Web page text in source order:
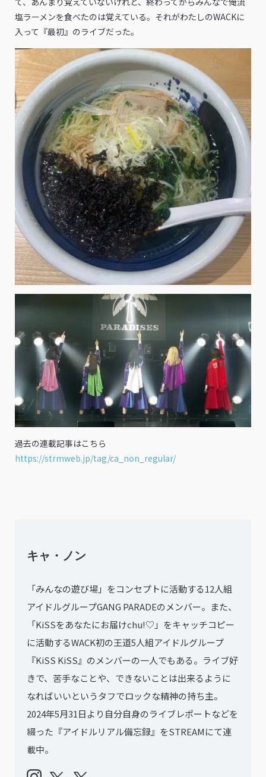
塩ラーメンを食べたのは覚えている。それがわたしのWACKに
入って『最初』のライブだった。
過去の連載記事はこちら
https://strmweb.jp/tag/ca_non_regular/
キャ・ノン
「みんなの遊び場」をコンセプトに活動する12人組
アイドルグループGANG PARADEのメンバー。また、
「KiSSをあなたにお届けchu!♡」をキャッチコピー
に活動するWACK初の王道5人組アイドルグループ
『KiSS KiSS』のメンバーの一人でもある。ライブ好
きで、苦手なことや、できないことは出来るように
なればいいというタフでロックな精神の持ち主。
2024年5月31日より自分自身のライブレポートなどを
綴った『アイドルリアル備忘録』をSTREAMにて連
載中。